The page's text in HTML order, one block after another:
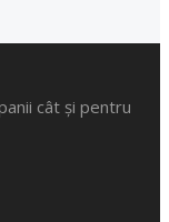
cât și pentru